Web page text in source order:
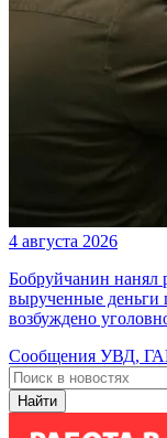
4 августа 2026
Бобруйчанин нанял
вырученные деньги
возбуждено
Сообщения УВД,
Найти